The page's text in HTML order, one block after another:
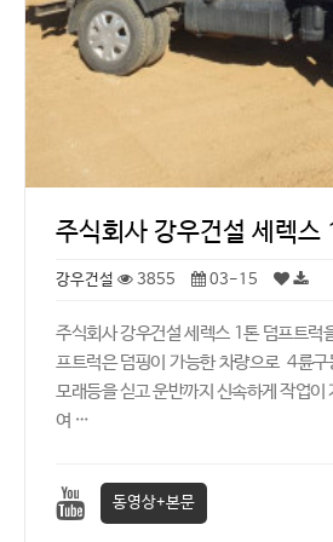
주식회사 강우건설 세렉스
강우건설 3855 03-15
주식회사 강우건설 세렉스 1톤 덤프트
프트럭은 덤핑이 가능한 차량으로 4륜
모래등을 싣고 운반까지 신속하게 작업
여 …
동영상+본문